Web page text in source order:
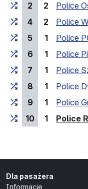
2
2
Police
4
2
Police
5
1
Police
6
1
Police
7
1
Police
8
1
Police
9
1
Police
10
1 Police
Dla pasażera
Informacje